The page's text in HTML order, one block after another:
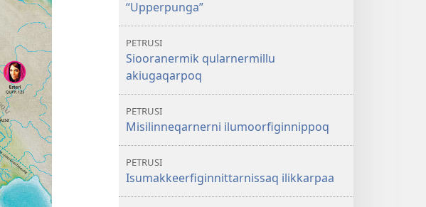
“Upperpunga”
PETRUSI
Siooranermik qularnermillu
akiugaqarpoq
PETRUSI
Misilinneqarnerni ilumoorfiginnippoq
PETRUSI
Isumakkeerfiginnittarnissaq ilikkarpaa